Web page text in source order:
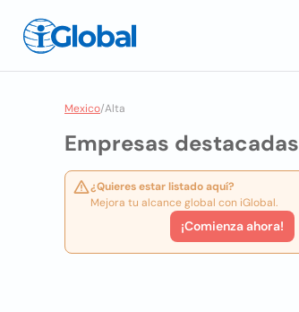
Mexico/Alta
Empresas destacadas
¿Quieres estar listado aquí?
Mejora tu alcance global con iGlobal.
¡Comienza ahora!